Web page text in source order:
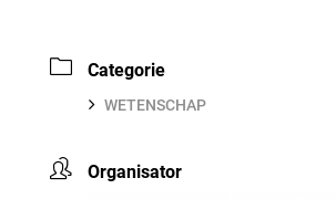
Categorie
WETENSCHAP
Organisator